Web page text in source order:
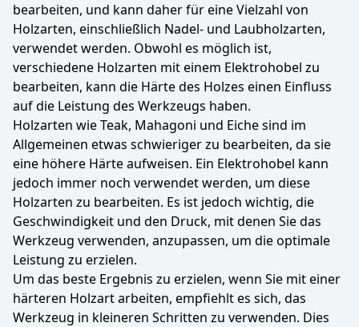
bearbeiten, und kann daher für eine Vielzahl von
Holzarten, einschließlich Nadel- und Laubholzarten,
verwendet werden. Obwohl es möglich ist,
verschiedene Holzarten mit einem Elektrohobel zu
bearbeiten, kann die Härte des Holzes einen Einfluss
auf die Leistung des Werkzeugs haben.
Holzarten wie Teak, Mahagoni und Eiche sind im
Allgemeinen etwas schwieriger zu bearbeiten, da sie
eine höhere Härte aufweisen. Ein Elektrohobel kann
jedoch immer noch verwendet werden, um diese
Holzarten zu bearbeiten. Es ist jedoch wichtig, die
Geschwindigkeit und den Druck, mit denen Sie das
Werkzeug verwenden, anzupassen, um die optimale
Leistung zu erzielen.
Um das beste Ergebnis zu erzielen, wenn Sie mit einer
härteren Holzart arbeiten, empfiehlt es sich, das
Werkzeug in kleineren Schritten zu verwenden. Dies